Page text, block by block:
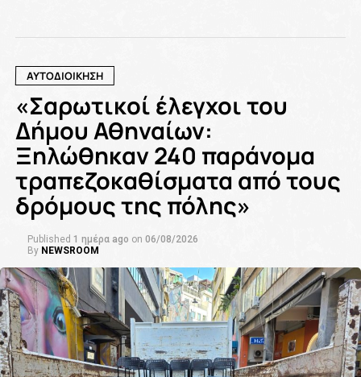
ΑΥΤΟΔΙΟΙΚΗΣΗ
«Σαρωτικοί έλεγχοι του
Δήμου Αθηναίων:
Ξηλώθηκαν 240 παράνομα
τραπεζοκαθίσματα από τους
δρόμους της πόλης»
Published 1 ημέρα ago on 06/08/2026
By NEWSROOM